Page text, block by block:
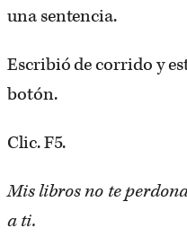
una sentencia.
Escribió de corrido y
botón.
Clic. F5.
Mis libros no te
a ti.